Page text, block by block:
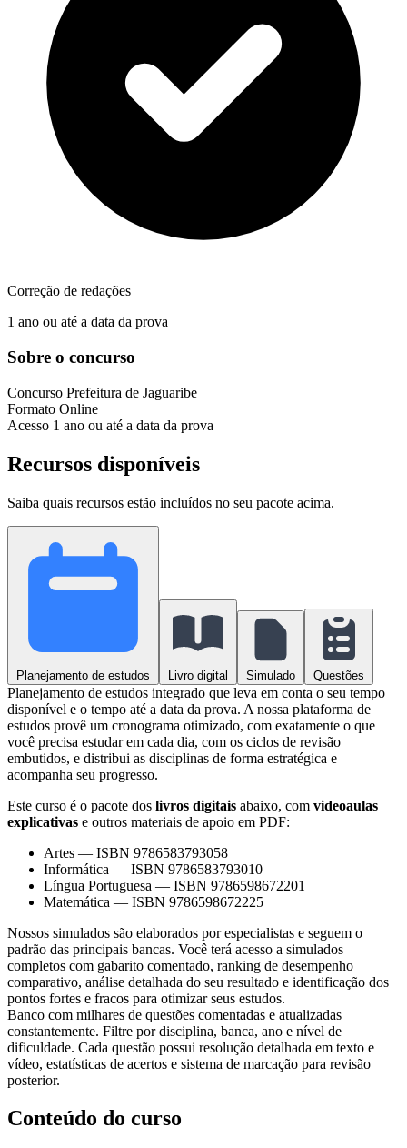
Correção de redações
1 ano ou até a data da prova
Sobre o concurso
Concurso Prefeitura de Jaguaribe
Formato Online
Acesso 1 ano ou até a data da prova
Recursos disponíveis
Saiba quais recursos estão incluídos no seu pacote acima.
Planejamento de estudos Livro digital Simulado Questões
Planejamento de estudos integrado que leva em conta o seu tempo
disponível e o tempo até a data da prova. A nossa plataforma de
estudos provê um cronograma otimizado, com exatamente o que
você precisa estudar em cada dia, com os ciclos de revisão
embutidos, e distribui as disciplinas de forma estratégica e
acompanha seu progresso.
Este curso é o pacote dos livros digitais abaixo, com videoaulas
explicativas e outros materiais de apoio em PDF:
Artes — ISBN 9786583793058
Informática — ISBN 9786583793010
Língua Portuguesa — ISBN 9786598672201
Matemática — ISBN 9786598672225
Nossos simulados são elaborados por especialistas e seguem o
padrão das principais bancas. Você terá acesso a simulados
completos com gabarito comentado, ranking de desempenho
comparativo, análise detalhada do seu resultado e identificação dos
pontos fortes e fracos para otimizar seus estudos.
Banco com milhares de questões comentadas e atualizadas
constantemente. Filtre por disciplina, banca, ano e nível de
dificuldade. Cada questão possui resolução detalhada em texto e
vídeo, estatísticas de acertos e sistema de marcação para revisão
posterior.
Conteúdo do curso